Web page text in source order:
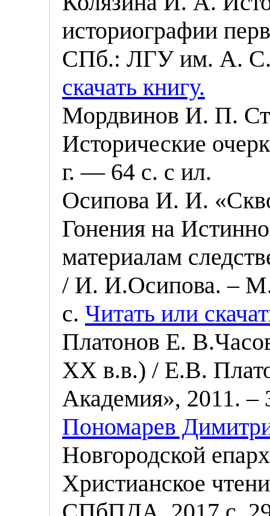
историографии
СПб.: ЛГУ им. А.
скачать книгу.
Мордвинов И. П.
Исторические
г. — 64 с. с ил.
Осипова И. И.
Гонения на
материалам
/ И. И.Осипова. –
с. Читать или
Платонов Е.
XX в.в.) / Е.В.
Академия», 2011. –
Пономарев
Новгородской
Христианское